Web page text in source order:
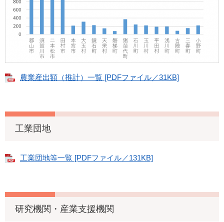
農業産出額（推計）一覧 [PDFファイル／31KB]
工業団地
工業団地等一覧 [PDFファイル／131KB]
研究機関・産業支援機関